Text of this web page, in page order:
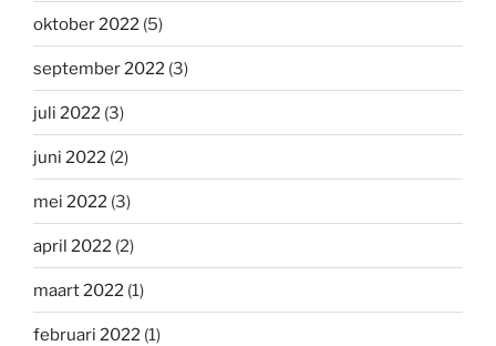
oktober 2022 (5)
september 2022 (3)
juli 2022 (3)
juni 2022 (2)
mei 2022 (3)
april 2022 (2)
maart 2022 (1)
februari 2022 (1)